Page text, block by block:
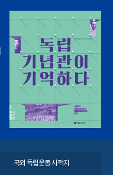
국외 독립운동 사적지